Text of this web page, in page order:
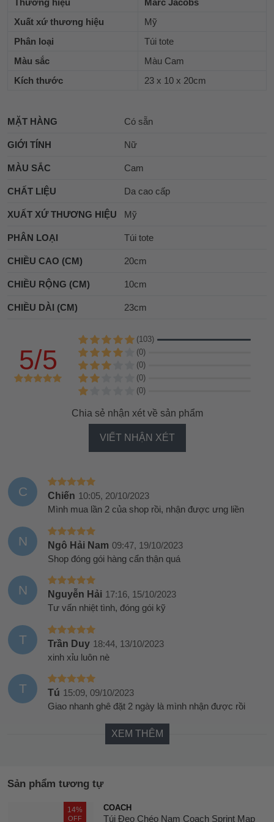
Thương hiệu
Marc Jacobs
Xuất xứ thương hiệu
Mỹ
Phân loại
Túi tote
Màu sắc
Màu Cam
Kích thước
23 x 10 x 20cm
MẶT HÀNG Có sẵn
GIỚI TÍNH Nữ
MÀU SẮC Cam
CHẤT LIỆU Da cao cấp
XUẤT XỨ THƯƠNG HIỆU Mỹ
PHÂN LOẠI Túi tote
CHIỀU CAO (CM) 20cm
CHIỀU RỘNG (CM) 10cm
CHIỀU DÀI (CM) 23cm
5/5
(103)
(0)
(0)
(0)
(0)
Chia sẻ nhận xét về sản phẩm
VIẾT NHẬN XÉT
C Chiến 10:05, 20/10/2023
Mình mua lần 2 của shop rồi, nhận được ưng liền
N Ngô Hải Nam 09:47, 19/10/2023
Shop đóng gói hàng cẩn thận quá
N Nguyễn Hải 17:16, 15/10/2023
Tư vấn nhiệt tình, đóng gói kỹ
T Trần Duy 18:44, 13/10/2023
xinh xỉu luôn nè
T Tú 15:09, 09/10/2023
Giao nhanh ghê đặt 2 ngày là mình nhận được rồi
XEM THÊM
Sản phẩm tương tự
14%
OFF
COACH
Túi Đeo Chéo Nam Coach Sprint Map